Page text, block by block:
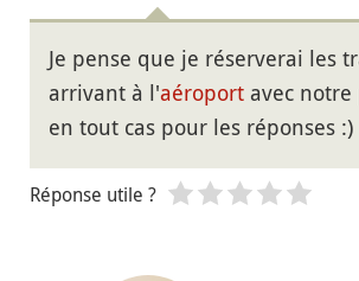
Je pense que je réserverai les
arrivant à l'aéroport avec notre
en tout cas pour les réponses :)
Réponse utile ?